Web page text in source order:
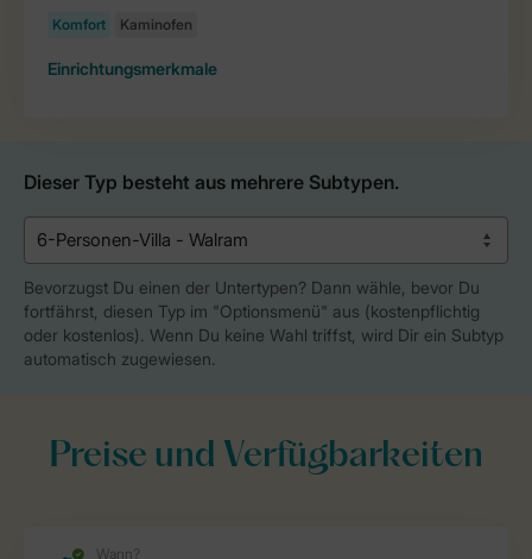
Einrichtungsmerkmale
Dieser Typ besteht aus mehrere Subtypen.
Bevorzugst Du einen der Untertypen? Dann wähle, bevor Du
fortfährst, diesen Typ im "Optionsmenü" aus (kostenpflichtig
oder kostenlos). Wenn Du keine Wahl triffst, wird Dir ein Subtyp
automatisch zugewiesen.
Preise und Verfügbarkeiten